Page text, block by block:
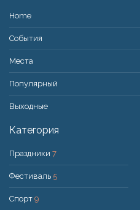
Home
События
Места
Популярный
Bыходные
Категория
Праздники 7
Фестиваль 5
Спорт 9